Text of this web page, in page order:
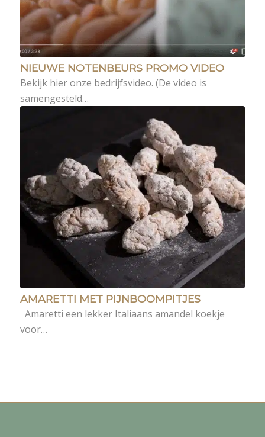
NIEUWE NOTENBEURS PROMO VIDEO
Bekijk hier onze bedrijfsvideo. (De video is
samengesteld…
AMARETTI MET PIJNBOOMPITJES
Amaretti een lekker Italiaans amandel koekje
voor…